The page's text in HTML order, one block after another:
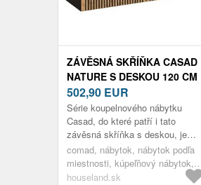
ZÁVĚSNÁ SKŘÍŇKA CASAD
NATURE S DESKOU 120 CM
DUB WOTAN/ČERNÁ
502,90 EUR
Série koupelnového nábytku
Casad, do které patří i tato
závěsná skříňka s deskou, je
navržena v moderním a
minimalistickém duchu. Nábytek
díky svém...
comad, nábytok, nábytok podľa
miestnosti, kúpeľňový nábytok,
umývadlové skrinky, skrinky pod
houseland.sk